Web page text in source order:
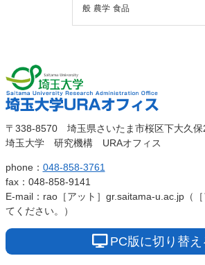
般 農学 食品
埼玉大
学
埼玉大学URAオ
フィス
〒338-8570 埼玉県さいたま市桜区下大久
埼玉大学 研究機構 URAオフィス
phone： 048-858-3761
fax：048-858-9141
E-mail：rao［アット］gr.saitama-u.ac.jp（
てください。）
PC版に切り替え